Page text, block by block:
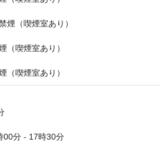
煙（喫煙室あり）
（喫煙室あり）
（喫煙室あり）
00分 - 17時30分